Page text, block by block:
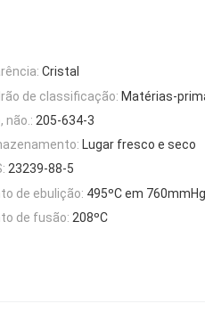
Cristal
de classificação: Matérias-
não.: 205-634-3
Lugar fresco e seco
23239-88-5
de ebulição: 495ºC em 760mmHg
de fusão: 208ºC